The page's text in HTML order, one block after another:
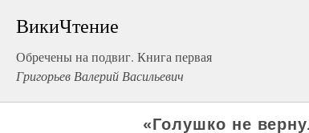
ВикиЧтение
Обречены на подвиг. Книга первая
Григорьев Валерий Васильевич
«Голушко не